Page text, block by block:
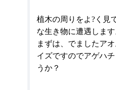
植木の周りをよ?く見
な生き物に遭遇します
まずは、でましたア
イズですのでアゲハ
うか？